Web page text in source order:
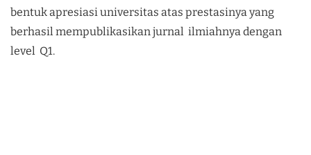
bentuk apresiasi universitas atas prestasinya yang
berhasil mempublikasikan jurnal ilmiahnya dengan
level Q1.